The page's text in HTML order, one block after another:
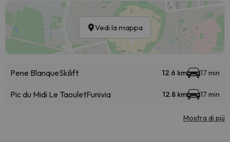
Vedi la mappa
Pene BlanqueSkilift 12.6 km 17 min
Pic du Midi Le TaouletFunivia 12.8 km 17 min
Mostra di più